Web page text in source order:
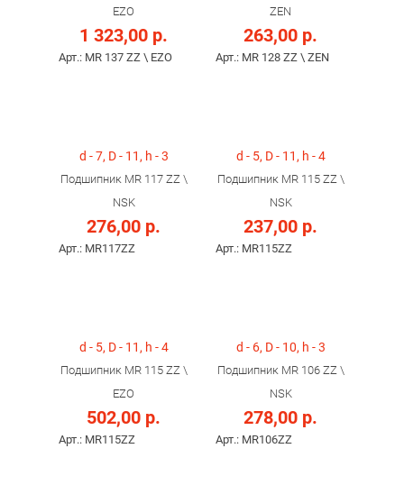
EZO
1 323,00 р.
Арт.: MR 137 ZZ \ EZO
ZEN
263,00 р.
Арт.: MR 128 ZZ \ ZEN
d - 7, D - 11, h - 3
Подшипник MR 117 ZZ \
NSK
276,00 р.
Арт.: MR117ZZ
d - 5, D - 11, h - 4
Подшипник MR 115 ZZ \
NSK
237,00 р.
Арт.: MR115ZZ
d - 5, D - 11, h - 4
Подшипник MR 115 ZZ \
EZO
502,00 р.
Арт.: MR115ZZ
d - 6, D - 10, h - 3
Подшипник MR 106 ZZ \
NSK
278,00 р.
Арт.: MR106ZZ